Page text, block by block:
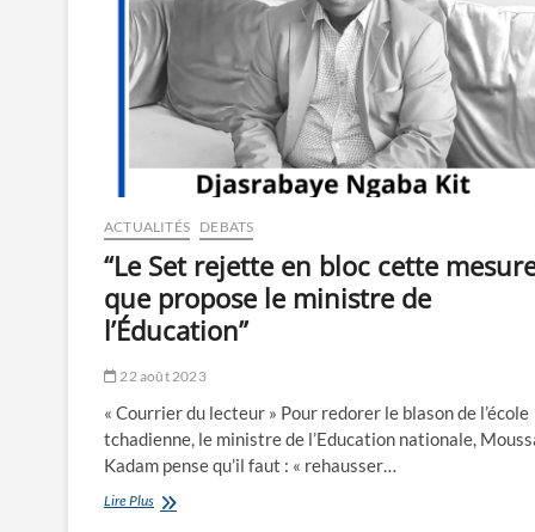
ACTUALITÉS DEBATS
“Le Set rejette en bloc cette
que propose le ministre de
l’Éducation”
22 août 2023
« Courrier du lecteur » Pour redorer le blason de l’école
tchadienne, le ministre de l’Education nationale,
Kadam pense qu’il faut : « rehausser…
Lire Plus“Le